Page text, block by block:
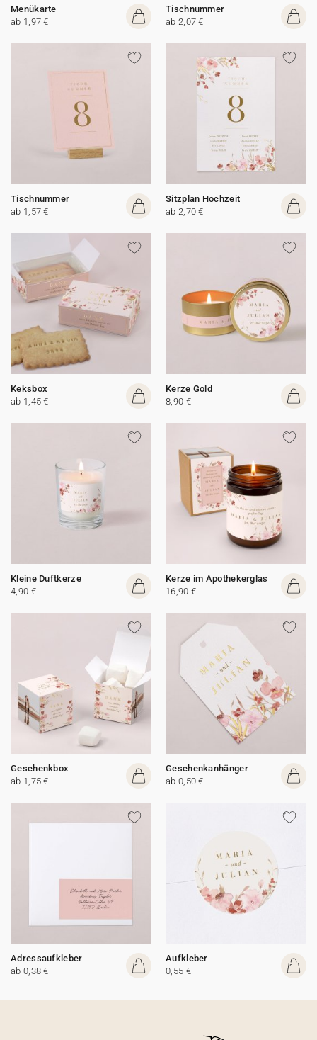
Menükarte
ab 1,97 €
Tischnummer
ab 2,07 €
Tischnummer
ab 1,57 €
Sitzplan Hochzeit
ab 2,70 €
Keksbox
ab 1,45 €
Kerze Gold
8,90 €
Kleine Duftkerze
4,90 €
Kerze im Apothekerglas
16,90 €
Geschenkbox
ab 1,75 €
Geschenkanhänger
ab 0,50 €
Adressaufkleber
ab 0,38 €
Aufkleber
0,55 €